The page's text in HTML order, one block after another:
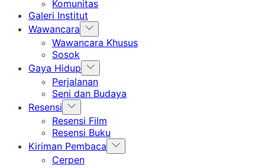
Komunitas
Galeri Institut
Wawancara Show
sub
Wawancara Khusus
Sosok
Gaya Hidup Show
sub
menu
Perjalanan
Seni dan Budaya
Resensi Show
sub
menu
Resensi Film
Resensi Buku
Kiriman Pembaca Show
sub
Cerpen